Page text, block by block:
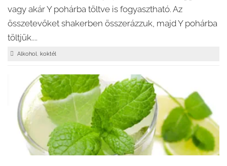
vagy akár Y pohárba töltve is fogyasztható. Az
összetevőket shakerben összerázzuk, majd Y pohárba
töltjük....
Alkohol, koktél